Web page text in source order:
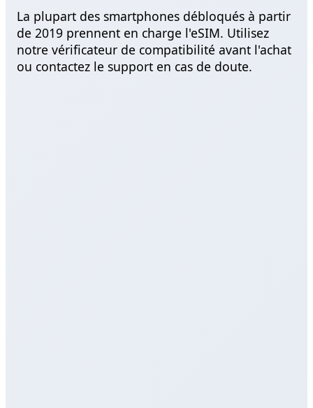
La plupart des smartphones débloqués à partir
de 2019 prennent en charge l'eSIM. Utilisez
notre vérificateur de compatibilité avant l'achat
ou contactez le support en cas de doute.